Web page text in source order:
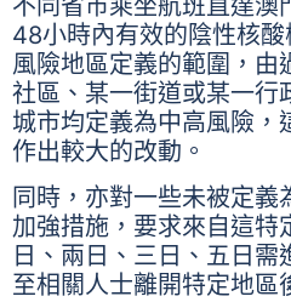
不同省市乘坐航班直達澳
48小時內有效的陰性核
風險地區定義的範圍，由
社區、某一街道或某一行
城市均定義為中高風險，
作出較大的改動。
同時，亦對一些未被定義
加強措施，要求來自這特
日、兩日、三日、五日
至相關人士離開特定地區